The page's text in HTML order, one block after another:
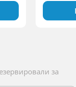
за